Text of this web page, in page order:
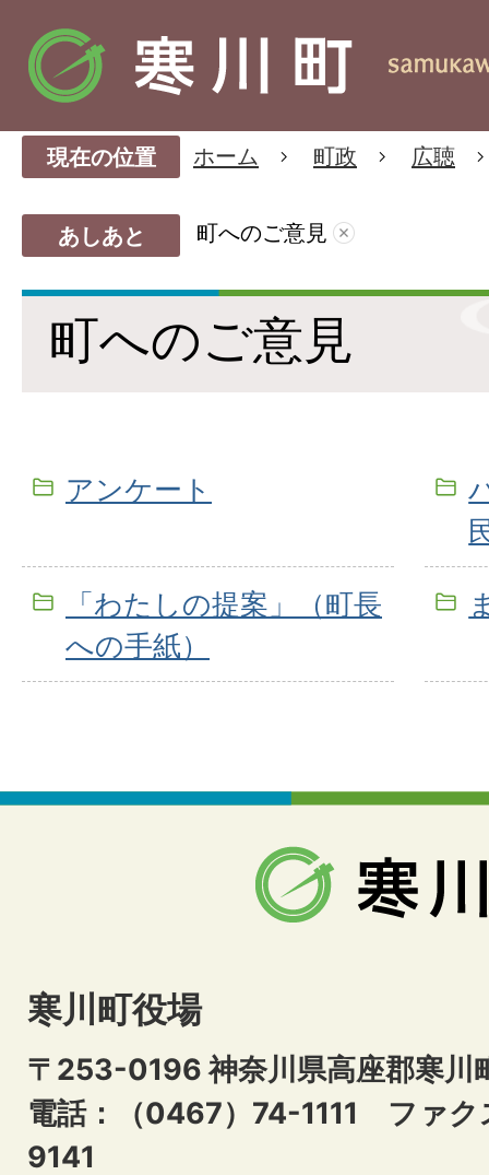
現在の位置 ホーム 町政 広聴
あしあと 町へのご意見
町へのご意見
アンケート
「わたしの提案」（町長
への手紙）
寒川町役場
〒253-0196 神奈川県高座郡寒川
電話：（0467）74-1111 ファ
9141